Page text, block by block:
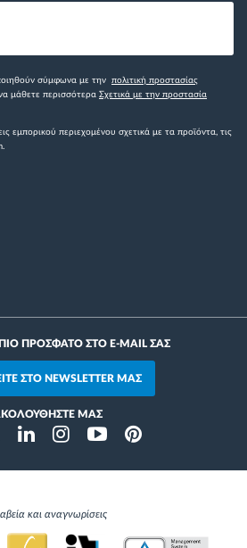
σύμφωνα με την πολιτική προστασίας
μάθετε περισσότερα Σχετικά με την προστασία
εμπορικού περιεχομένου σχετικά με τα προϊόντα, τις
ΠΡΟΣΦΑΤΟ ΣΤΟ E-MAIL ΣΑΣ
ΣΤΟ NEWSLETTER ΜΑΣ
ΜΑΣ
LinkedinInstragramYoutubePinterest
και αναγνωρίσεις